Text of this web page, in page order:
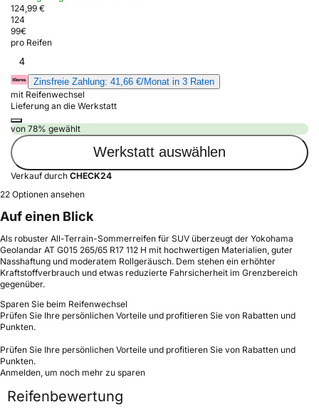
124,99 €
124
99€
pro Reifen
4
Zinsfreie Zahlung: 41,66 €/Monat in 3 Raten
mit Reifenwechsel
Lieferung an die Werkstatt
von 78% gewählt
Werkstatt auswählen
Verkauf durch CHECK24
22 Optionen ansehen
Auf einen Blick
Als robuster All-Terrain-Sommerreifen für SUV überzeugt der Yokohama
Geolandar AT G015 265/65 R17 112 H mit hochwertigen Materialien, guter
Nasshaftung und moderatem Rollgeräusch. Dem stehen ein erhöhter
Kraftstoffverbrauch und etwas reduzierte Fahrsicherheit im Grenzbereich
gegenüber.
Sparen Sie beim Reifenwechsel
Prüfen Sie Ihre persönlichen Vorteile und profitieren Sie von Rabatten und
Punkten.
Prüfen Sie Ihre persönlichen Vorteile und profitieren Sie von Rabatten und
Punkten.
Anmelden, um noch mehr zu sparen
Reifenbewertung